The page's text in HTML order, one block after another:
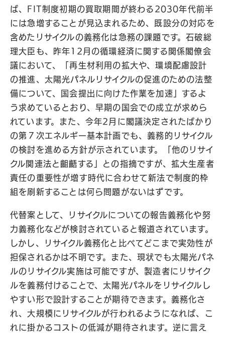
ば、FIT制度初期の買取期間が終わる2030年代前半
には急増することが見込まれるため、既設分の対応を
含めたリサイクルの義務化は急務の課題です。石破総
理大臣も、昨年12月の循環経済に関する関係閣僚会
議において、「再生材利用の拡大や、環境配慮設計
の推進、太陽光パネルリサイクルの促進のための法整
備について、国会提出に向けた作業を加速」するよ
う求めているとおり、早期の国会での成立が求めら
れています。また、今年2月に閣議決定されたばかり
の第７次エネルギー基本計画でも、義務的リサイクル
の検討を進める方針が示されています。「他のリサイ
クル関連法と齟齬する」との指摘ですが、拡大生産者
責任の重要性が増す時代に合わせて新法で制度的枠
組を刷新することは何ら問題がないはずです。
代替案として、リサイクルについての報告義務化や努
力義務化などが検討されていると報道されています。
しかし、リサイクル義務化と比べてどこまで実効性が
担保されるかは不明です。また、現状でも太陽光パネ
ルのリサイクル実施は可能ですが、製造者にリサイク
ルを義務付けることで、太陽光パネルをリサイクルし
やすい形で設計することが期待できます。義務化さ
れ、大規模にリサイクルが行われるようになれば、こ
れに掛かるコストの低減が期待されます。逆に言え